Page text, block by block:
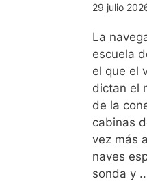
29 julio
La
escuela
el que el
dictan el
de la
cabinas
vez más
naves
sonda y